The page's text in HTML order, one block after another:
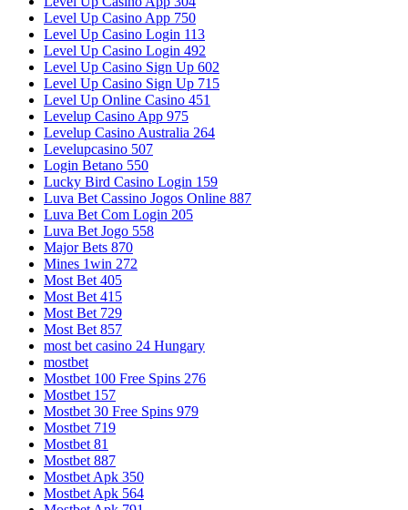
Level Up Casino App 750
Level Up Casino Login 113
Level Up Casino Login 492
Level Up Casino Sign Up 602
Level Up Casino Sign Up 715
Level Up Online Casino 451
Levelup Casino App 975
Levelup Casino Australia 264
Levelupcasino 507
Login Betano 550
Lucky Bird Casino Login 159
Luva Bet Cassino Jogos Online 887
Luva Bet Com Login 205
Luva Bet Jogo 558
Major Bets 870
Mines 1win 272
Most Bet 405
Most Bet 415
Most Bet 729
Most Bet 857
most bet casino 24 Hungary
mostbet
Mostbet 100 Free Spins 276
Mostbet 157
Mostbet 30 Free Spins 979
Mostbet 719
Mostbet 81
Mostbet 887
Mostbet Apk 350
Mostbet Apk 564